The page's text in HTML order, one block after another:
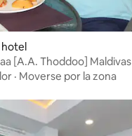
[A.A. Thoddoo] Maldivas
· Moverse por la zona